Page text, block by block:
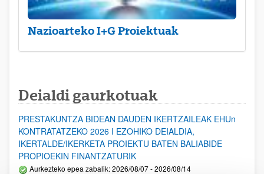
Nazioarteko I+G Proiektuak
Deialdi gaurkotuak
PRESTAKUNTZA BIDEAN DAUDEN IKERTZAILEAK EHUn
KONTRATATZEKO 2026 I EZOHIKO DEIALDIA,
IKERTALDE/IKERKETA PROIEKTU BATEN BALIABIDE
PROPIOEKIN FINANTZATURIK
Aurkezteko epea zabalik: 2026/08/07 - 2026/08/14